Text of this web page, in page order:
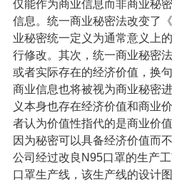
仅能作为商业信息而非商业秘
信息。统一商业秘密法改变了
业秘密统一定义为通常意义上
行修改。其次，统一商业秘密
或者实际存在的经济价值，换
商业信息也将被视为商业秘密
义本身也存在经济价值和商业
者认为价值性指代的是商业价
因为秘密可以具备经济价值而
公司经过改良N95口罩的生产
口罩生产线，该生产线的设计